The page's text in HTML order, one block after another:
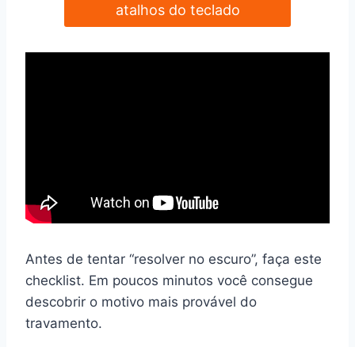
atalhos do teclado
Antes de tentar “resolver no escuro”, faça este
checklist. Em poucos minutos você consegue
descobrir o motivo mais provável do
travamento.